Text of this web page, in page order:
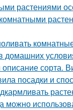
растениями
домашних
сорта.
посадки и
можно